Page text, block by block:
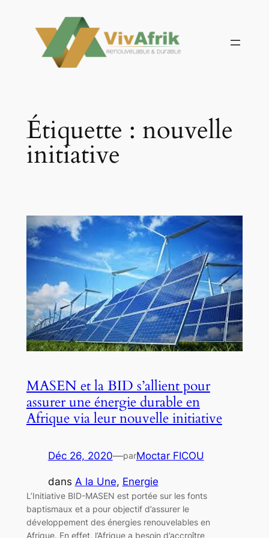
contenu
Étiquette : nouvelle
initiative
MASEN et la BID s’allient pour
assurer une énergie durable en
Afrique via leur nouvelle initiative
Déc 26, 2020—parMoctar FICOU
dans A la Une, Energie
L’Initiative BID-MASEN est portée sur les fonts
baptismaux et a pour objectif d’assurer le
développement des énergies renouvelables en
Afrique. En effet, l’Afrique a besoin d’accroître